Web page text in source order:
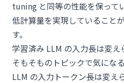
tuning と同等の性能を保って
低計算量を実現していること
す。
学習済み LLM の入力長は変え
そもそものトピックで気にな
LLM の入力トークン長は変え